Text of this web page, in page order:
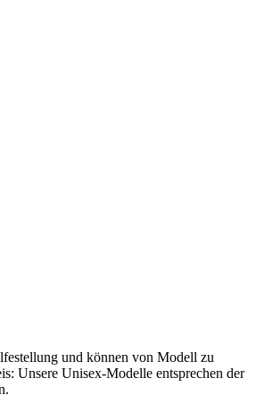
und können von Modell zu
Unsere Unisex-Modelle entsprechen der